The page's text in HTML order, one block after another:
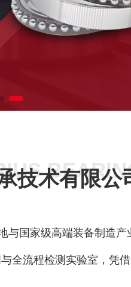
技术有限公
国家级高端装备制造产
流程检测实验室，凭